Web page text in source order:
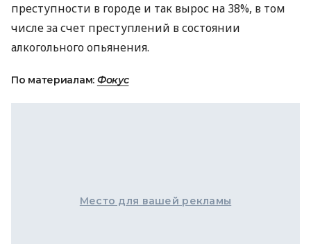
преступности в городе и так вырос на 38%, в том
числе за счет преступлений в состоянии
алкогольного опьянения.
По материалам: Фокус
Место для вашей рекламы